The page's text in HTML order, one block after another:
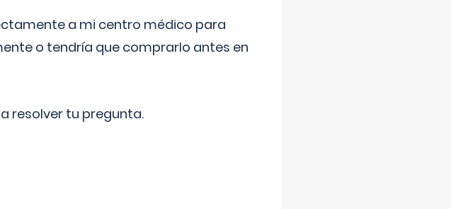
a mi centro médico para
o tendría que comprarlo antes en
resolver tu pregunta.